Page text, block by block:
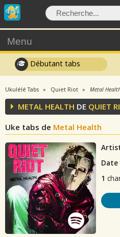
Menu
Débutant tabs
Ukulélé Tabs Quiet Riot Metal
METAL HEALTH DE QUIET
Uke tabs de Metal Health
1